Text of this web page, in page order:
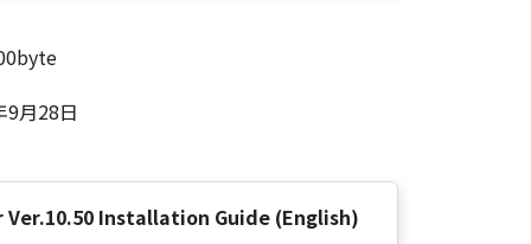
9月28日
Ver.10.50 Installation Guide (English)